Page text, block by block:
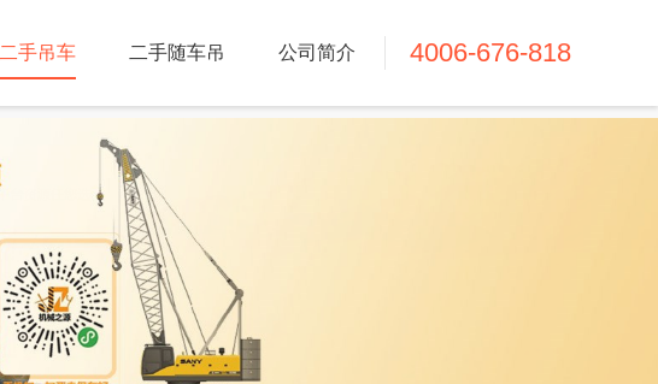
二手吊车 二手随车吊 公司简介 4006-676-818